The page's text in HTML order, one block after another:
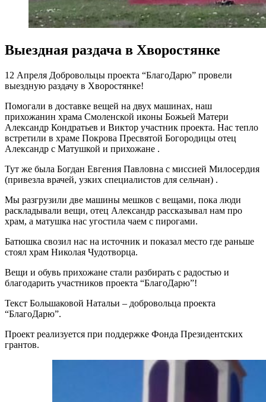
Выездная раздача в Хворостянке
12 Апреля Добровольцы проекта “БлагоДарю” провели
выездную раздачу в Хворостянке!
Помогали в доставке вещей на двух машинах, наш
прихожанин храма Смоленской иконы Божьей Матери
Александр Кондратьев и Виктор участник проекта. Нас тепло
встретили в храме Покрова Пресвятой Богородицы отец
Александр с Матушкой и прихожане .
Тут же была Богдан Евгения Павловна с миссией Милосердия
(привезла врачей, узких специалистов для сельчан) .
Мы разгрузили две машины мешков с вещами, пока люди
раскладывали вещи, отец Александр рассказывал нам про
храм, а матушка нас угостила чаем с пирогами.
Батюшка свозил нас на источник и показал место где раньше
стоял храм Николая Чудотворца.
Вещи и обувь прихожане стали разбирать с радостью и
благодарить участников проекта “БлагоДарю”!
Текст Большаковой Натальи – добровольца проекта
“БлагоДарю”.
Проект реализуется при поддержке Фонда Президентских
грантов.